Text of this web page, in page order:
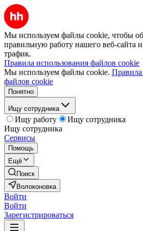
Мы используем файлы cookie, чтобы
правильную работу нашего веб-сайта и
трафик.
Правила использования файлов cookie
Мы используем файлы cookie. Правила
файлов cookie
Понятно
Ищу сотрудника
Ищу работу
Ищу сотрудника
Ищу сотрудника
Сервисы
Помощь
Ещё
Поиск
Волоконовка
Войти
Войти
Зарегистрироваться